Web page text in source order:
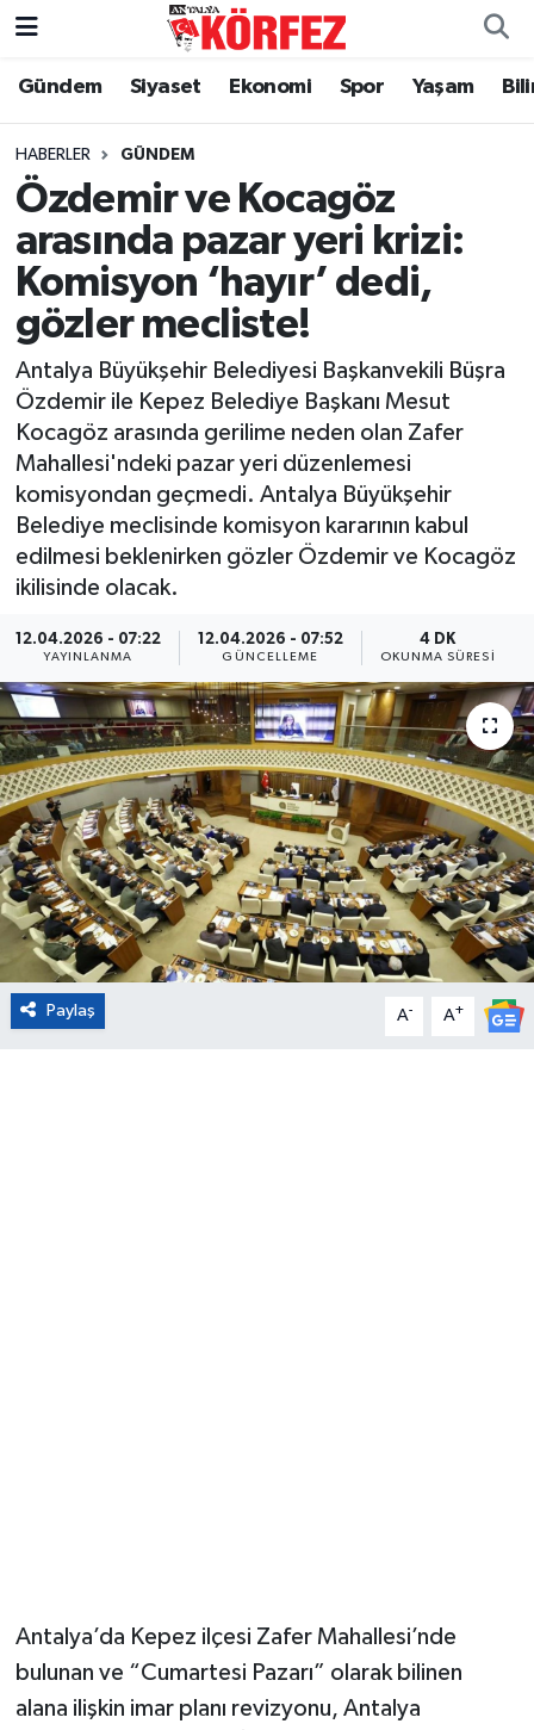
Gündem Siyaset Ekonomi Spor Yaşam
HABERLER GÜNDEM
Özdemir ve Kocagöz
arasında pazar yeri krizi:
Komisyon ‘hayır’ dedi,
gözler mecliste!
Antalya Büyükşehir Belediyesi Başkanvekili Büşra
Özdemir ile Kepez Belediye Başkanı Mesut
Kocagöz arasında gerilime neden olan Zafer
Mahallesi'ndeki pazar yeri düzenlemesi
komisyondan geçmedi. Antalya Büyükşehir
Belediye meclisinde komisyon kararının kabul
edilmesi beklenirken gözler Özdemir ve Kocagöz
ikilisinde olacak.
12.04.2026 - 07:22
YAYINLANMA
12.04.2026 - 07:52
GÜNCELLEME
4 DK
OKUNMA SÜRESI
Paylaş A- A+
Antalya’da Kepez ilçesi Zafer Mahallesi’nde
bulunan ve “Cumartesi Pazarı” olarak bilinen
alana ilişkin imar planı revizyonu, Antalya
Gündem
Siyaset
Yerel Yönetim
Ekonomi
Spor
Yaşam
Asayiş
Dünya
Eğitim
Sağlık
Magazin
Turizm
Çevre
Kültür ve Sanat
Sivil Toplum
Tarım
Nöbetçi Eczaneler
Hava Durumu
Trafik Durumu
Süper Lig Puan Durumu ve Fikstür
Tüm Manşetler
Son Dakika Haberleri
Haber Arşivi